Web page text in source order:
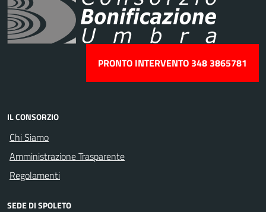
PRONTO INTERVENTO 348 3865781
IL CONSORZIO
Chi Siamo
Amministrazione Trasparente
Regolamenti
SEDE DI SPOLETO